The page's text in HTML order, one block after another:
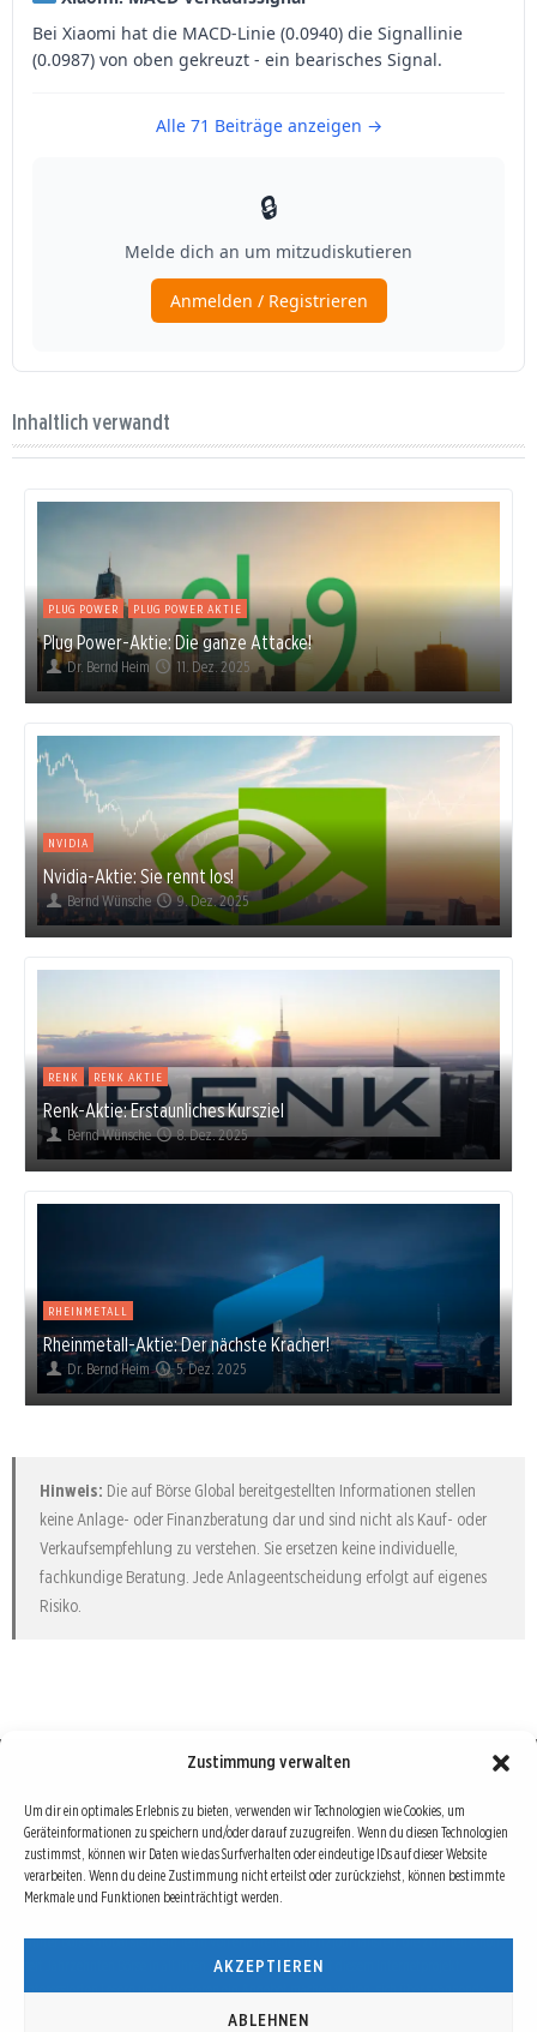
Zustimmung verwalten
Um dir ein optimales Erlebnis zu bieten, verwenden wir Technologien wie Cookies, um
Geräteinformationen zu speichern und/oder darauf zuzugreifen. Wenn du diesen Technologien
zustimmst, können wir Daten wie das Surfverhalten oder eindeutige IDs auf dieser Website
verarbeiten. Wenn du deine Zustimmung nicht erteilst oder zurückziehst, können bestimmte
Merkmale und Funktionen beeinträchtigt werden.
AKZEPTIEREN
ABLEHNEN
Inhaltlich verwandt
PLUG POWER PLUG POWER AKTIE
Plug Power-Aktie: Die ganze Attacke!
Dr. Bernd Heim 11. Dez. 2025
NVIDIA
Nvidia-Aktie: Sie rennt los!
Bernd Wünsche 9. Dez. 2025
RENK RENK AKTIE
Renk-Aktie: Erstaunliches Kursziel
Bernd Wünsche 8. Dez. 2025
RHEINMETALL
Rheinmetall-Aktie: Der nächste Kracher!
Dr. Bernd Heim 5. Dez. 2025
Hinweis: Die auf Börse Global bereitgestellten Informationen stellen
keine Anlage- oder Finanzberatung dar und sind nicht als Kauf- oder
Verkaufsempfehlung zu verstehen. Sie ersetzen keine individuelle,
fachkundige Beratung. Jede Anlageentscheidung erfolgt auf eigenes
Risiko.
Börse : lokal, international, global
Erfolgreiche Börsengeschäfte bedingen vor allem drei Dinge: Verlässliche Informationen,
richtige Interpretationen und unabhängige Informationsquellen. Diese drei Bausteine sind
auch die redaktionelle Leitlinie von Börse Global.
Hinter Börse Global steht ein Team von erfahrenen Finanzjournalisten, die zum Teil schon
seit Jahrzehnten Börse in all ihren Facetten leben und mit diesem Internetprojekt
interessierten Lesern und Investoren ein Angebot machen wollen, sich über spannende
Entwicklungen, Tendenzen, Chancen und Risiken von Börsen-Investments zu informieren.